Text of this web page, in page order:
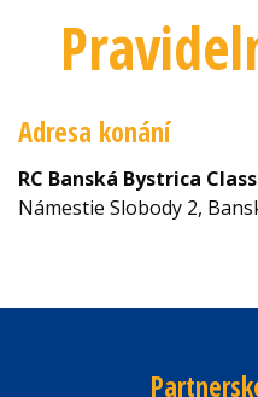
Adresa konání
RC Banská Bystrica
Námestie Slobody 2,